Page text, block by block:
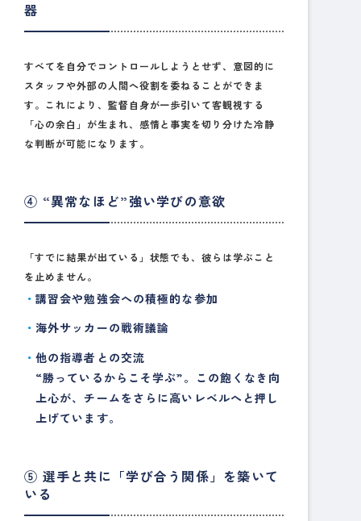
器
すべてを自分でコントロールしようとせず、意図的に
スタッフや外部の人間へ役割を委ねることができま
す。これにより、監督自身が一歩引いて客観視する
「心の余白」が生まれ、 感情と事実を切り分けた冷静
な判断が可能になります。
④ “異常なほど”強い学びの意欲
「すでに結果が出ている」状態でも、彼らは学ぶこと
を止めません。
講習会や勉強会への積極的な参加
海外サッカーの戦術議論
他の指導者との交流
“勝っているからこそ学ぶ”。この飽くなき向
上心が、チームをさらに高いレベルへと押し
上げています。
⑤ 選手と共に「学び合う関係」を築いて
いる